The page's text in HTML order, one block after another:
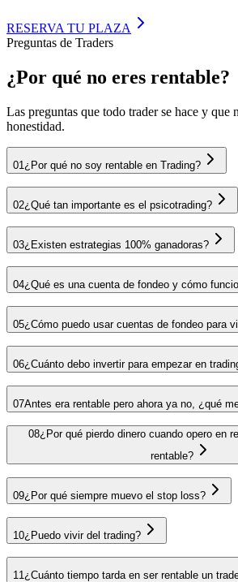
RESERVA TU PLAZA
Preguntas de Traders
¿Por qué no eres rentable?
Las preguntas que todo trader se hace y que
honestidad.
01 ¿Por qué no soy rentable en Trading?
02¿Qué tan importante es el psicotrading?
03¿Existen estrategias 100% ganadoras?
04¿Qué es una cuenta de fondeo y cómo
05¿Cómo puedo usar cuentas de fondeo para
06¿Cuánto debo invertir para empezar en
07Antes era rentable pero ahora ya no, ¿qué
08¿Por qué pierdo dinero cuando opero en
rentable?
09¿Por qué siempre muevo el stop loss?
10¿Puedo vivir del trading?
11 ¿Cuánto tiempo tarda en ser rentable un